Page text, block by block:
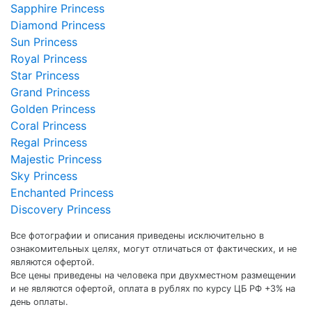
Sapphire Princess
Diamond Princess
Sun Princess
Royal Princess
Star Princess
Grand Princess
Golden Princess
Coral Princess
Regal Princess
Majestic Princess
Sky Princess
Enchanted Princess
Discovery Princess
Все фотографии и описания приведены исключительно в
ознакомительных целях, могут отличаться от фактических, и не
являются офертой.
Все цены приведены на человека при двухместном размещении
и не являются офертой, оплата в рублях по курсу ЦБ РФ +3% на
день оплаты.